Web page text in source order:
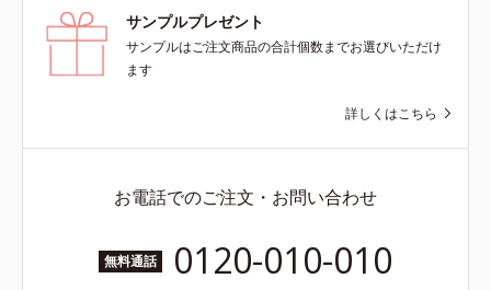
サンプルプレゼント
サンプルはご注文商品の合計個数までお選びいただけ
ます
詳しくはこちら
お電話でのご注文・お問い合わせ
無料通話 0120-010-010